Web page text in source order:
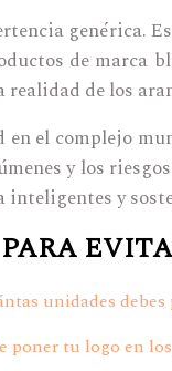
genérica.
de marca
realidad de los
en el complejo
y los
inteligentes y
unidades
poner tu logo en